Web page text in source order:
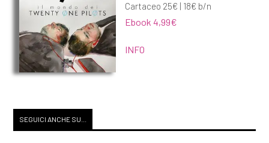
Cartaceo 25€ | 18€ b/n
Ebook 4,99€
INFO
SEGUICI ANCHE SU...